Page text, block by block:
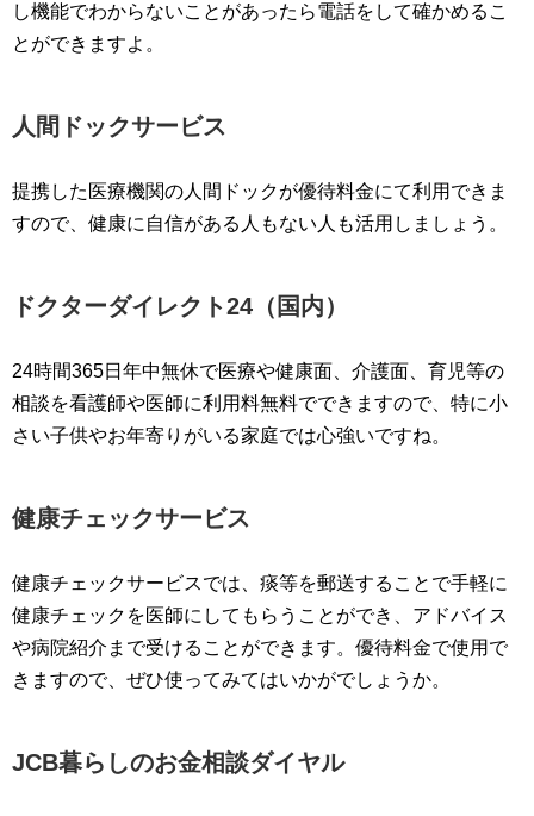
し機能でわからないことがあったら電話をして確かめるこ
とができますよ。
人間ドックサービス
提携した医療機関の人間ドックが優待料金にて利用できま
すので、健康に自信がある人もない人も活用しましょう。
ドクターダイレクト24（国内）
24時間365日年中無休で医療や健康面、介護面、育児等の
相談を看護師や医師に利用料無料でできますので、特に小
さい子供やお年寄りがいる家庭では心強いですね。
健康チェックサービス
健康チェックサービスでは、痰等を郵送することで手軽に
健康チェックを医師にしてもらうことができ、アドバイス
や病院紹介まで受けることができます。優待料金で使用で
きますので、ぜひ使ってみてはいかがでしょうか。
JCB暮らしのお金相談ダイヤル